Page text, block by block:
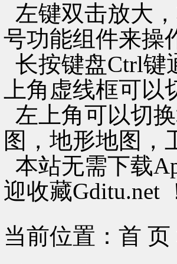
左键双击放大
号功能组件来操
长按键盘Ctrl键
上角虚线框可
左上角可以切
图，地形地图，
本站无需下载
迎收藏Gditu.net
当前位置：首 页